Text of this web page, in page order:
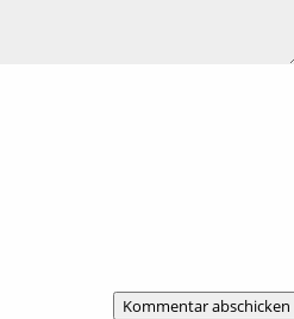
Kommentar abschicken